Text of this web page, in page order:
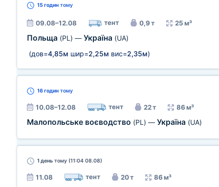
15 годин тому
09.08–12.08 тент 0,9 т 25 м³
Польща (PL) — Україна (UA)
(дов=4,85м шир=2,25м вис=2,35м)
16 годин тому
10.08–12.08 тент 22 т 86 м³
Малопольське воєводство (PL) — Україна (UA)
1 день тому (11:04 08.08)
11.08 тент 20 т 86 м³